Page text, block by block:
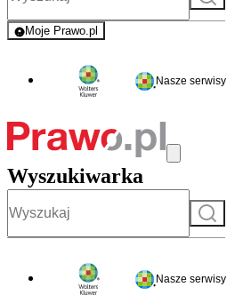
Moje Prawo.pl
- rejestracja i logowanie do serwisu
Nasze serwisy
Wyszukiwarka
Szukaj
Nasze serwisy